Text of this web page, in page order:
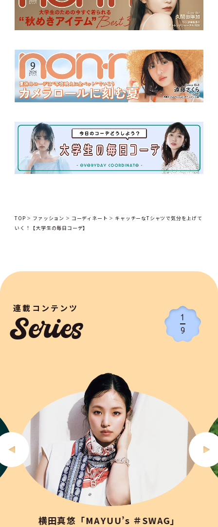
TOP ファッション コーディネート
キャッチーなTシャツで気分を上げて
いく！【大学生の毎日コーデ】
連載コンテンツ
Series
横田真悠「MAYUU’s ＃SWAG」
1
9